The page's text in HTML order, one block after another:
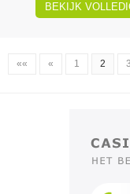
BEKIJK
«« « 1 2 3